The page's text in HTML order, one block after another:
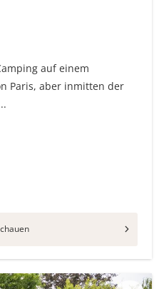
auf einem
Paris, aber inmitten der